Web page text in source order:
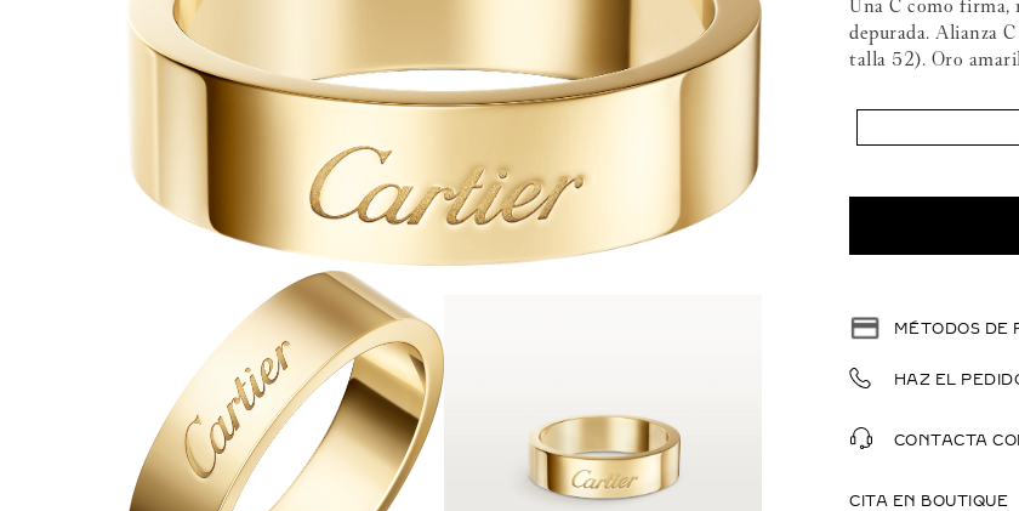
Una C como firma,
depurada. Alianza
talla 52). Oro
MÉTODOS DE
HAZ EL
CONTACTA
CITA EN BOUTIQUE